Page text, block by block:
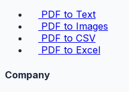
PDF to Text
PDF to Images
PDF to CSV
PDF to Excel
Company